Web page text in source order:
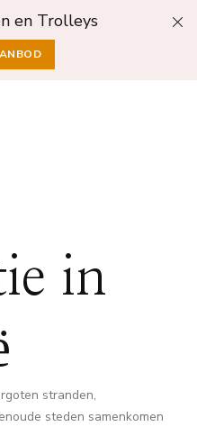
en Trolleys
in
stranden,
steden samenkomen